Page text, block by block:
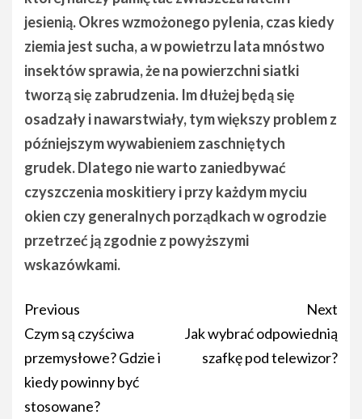
jesienią. Okres wzmożonego pylenia, czas kiedy
ziemia jest sucha, a w powietrzu lata mnóstwo
insektów sprawia, że na powierzchni siatki
tworzą się zabrudzenia. Im dłużej będą się
osadzały i nawarstwiały, tym większy problem z
późniejszym wywabieniem zaschniętych
grudek. Dlatego nie warto zaniedbywać
czyszczenia moskitiery i przy każdym myciu
okien czy generalnych porządkach w ogrodzie
przetrzeć ją zgodnie z powyższymi
wskazówkami.
Post
navigation
Previous
Czym są czyściwa
przemysłowe? Gdzie i
kiedy powinny być
stosowane?
Next
Jak wybrać odpowiednią
szafkę pod telewizor?